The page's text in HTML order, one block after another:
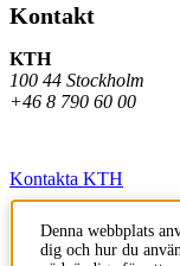
Kontakt
KTH
100 44 Stockholm
+46 8 790 60 00
Kontakta KTH
Jobba på KTH
Denna webbplats
dig och hur du